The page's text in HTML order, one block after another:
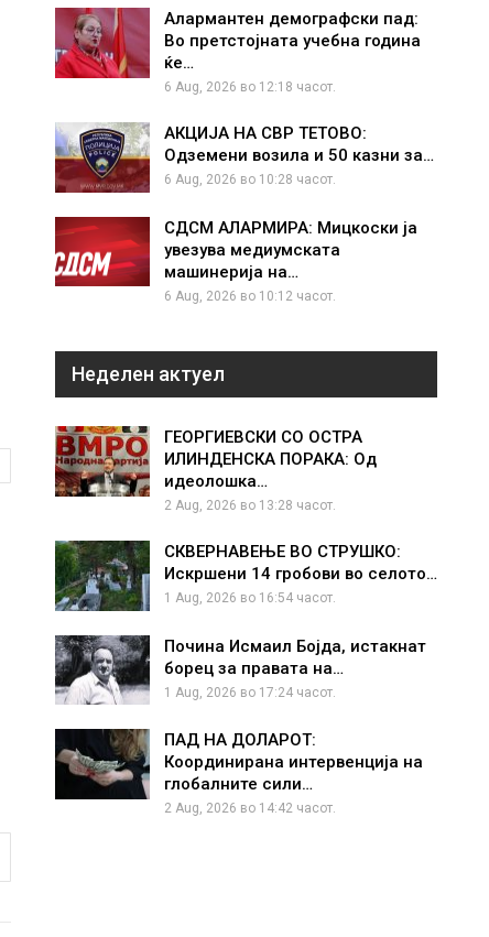
Алармантен демографски пад:
Во претстојната учебна година
ќе…
6 Aug, 2026 во 12:18 часот.
АКЦИЈА НА СВР ТЕТОВО:
Одземени возила и 50 казни за…
6 Aug, 2026 во 10:28 часот.
СДСМ АЛАРМИРА: Мицкоски ја
увезува медиумската
машинерија на…
6 Aug, 2026 во 10:12 часот.
Неделен актуел
ГЕОРГИЕВСКИ СО ОСТРА
ИЛИНДЕНСКА ПОРАКА: Од
идеолошка…
2 Aug, 2026 во 13:28 часот.
СКВЕРНАВЕЊЕ ВО СТРУШКО:
Искршени 14 гробови во селото…
1 Aug, 2026 во 16:54 часот.
Почина Исмаил Бојда, истакнат
борец за правата на…
1 Aug, 2026 во 17:24 часот.
ПАД НА ДОЛАРОТ:
Координирана интервенција на
глобалните сили…
2 Aug, 2026 во 14:42 часот.